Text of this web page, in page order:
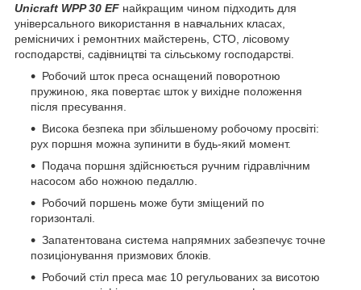
Unicraft WPP 30 EF найкращим чином підходить для
універсального використання в навчальних класах,
ремісничих і ремонтних майстерень, СТО, лісовому
господарстві, садівництві та сільському господарстві.
Робочий шток преса оснащений поворотною
пружиною, яка повертає шток у вихідне положення
після пресування.
Висока безпека при збільшеному робочому просвіті:
рух поршня можна зупинити в будь-який момент.
Подача поршня здійснюється ручним гідравлічним
насосом або ножною педаллю.
Робочий поршень може бути зміщений по
горизонталі.
Запатентована система напрямних забезпечує точне
позиціонування призмових блоків.
Робочий стіл преса має 10 регульованих за висотою